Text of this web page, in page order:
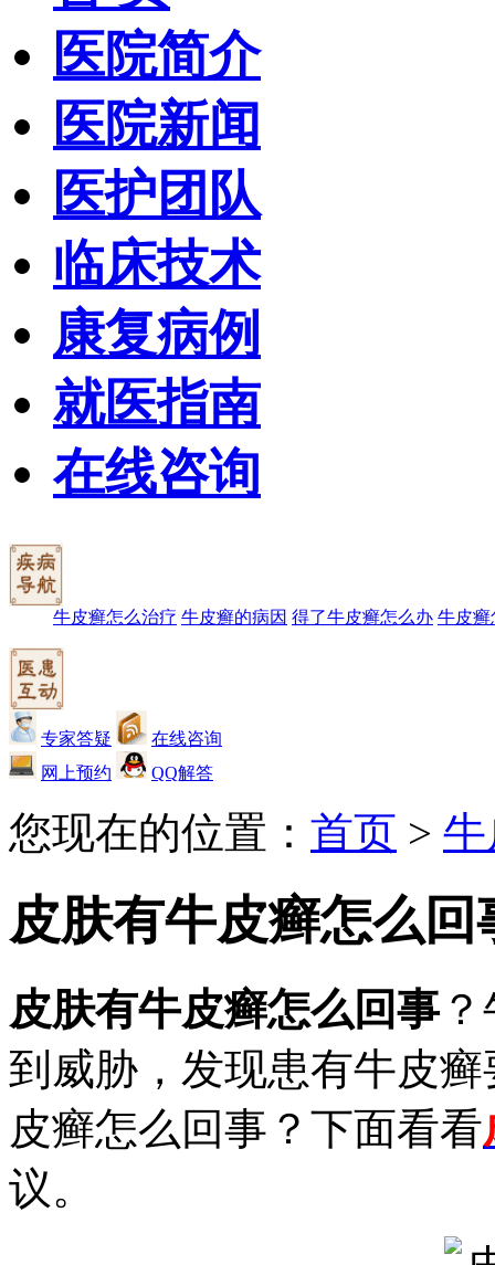
医院简介
医院新闻
医护团队
临床技术
康复病例
就医指南
在线咨询
牛皮癣怎么治疗 牛皮癣的病因 得了牛皮癣怎么办 牛皮癣
专家答疑
在线咨询
网上预约
QQ解答
您现在的位置： 首页 >
皮肤有牛皮癣怎么回
皮肤有牛皮癣怎么回事？
到威胁，发现患有牛皮
皮癣怎么回事？下面看看
议。